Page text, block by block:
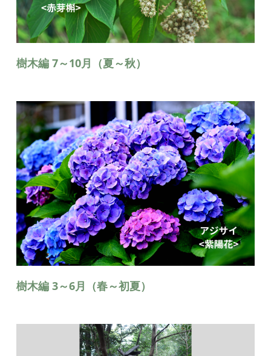
樹木編 7～10月（夏～秋）
樹木編 3～6月（春～初夏）